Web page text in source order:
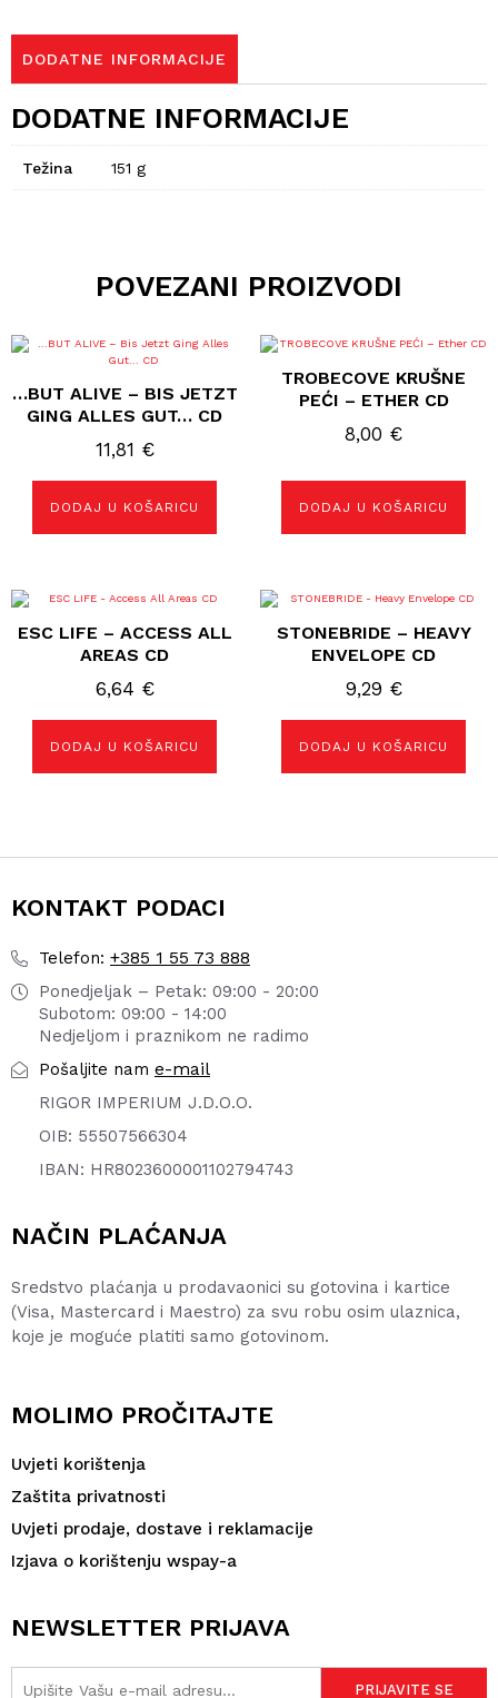
DODATNE INFORMACIJE
DODATNE INFORMACIJE
Težina 151 g
POVEZANI PROIZVODI
…BUT ALIVE ‎– BIS JETZT
GING ALLES GUT… CD
11,81 €
DODAJ U KOŠARICU
TROBECOVE KRUŠNE
PEĆI – ETHER CD
8,00 €
DODAJ U KOŠARICU
ESC LIFE – ACCESS ALL
AREAS CD
6,64 €
DODAJ U KOŠARICU
STONEBRIDE – HEAVY
ENVELOPE CD
9,29 €
DODAJ U KOŠARICU
KONTAKT PODACI
Telefon: +385 1 55 73 888
Ponedjeljak – Petak: 09:00 - 20:00
Subotom: 09:00 - 14:00
Nedjeljom i praznikom ne radimo
Pošaljite nam e-mail
RIGOR IMPERIUM J.D.O.O.
OIB: 55507566304
IBAN: HR8023600001102794743
NAČIN PLAĆANJA
Sredstvo plaćanja u prodavaonici su gotovina i kartice
(Visa, Mastercard i Maestro) za svu robu osim ulaznica,
koje je moguće platiti samo gotovinom.
MOLIMO PROČITAJTE
Uvjeti korištenja
Zaštita privatnosti
Uvjeti prodaje, dostave i reklamacije
Izjava o korištenju wspay-a
NEWSLETTER PRIJAVA